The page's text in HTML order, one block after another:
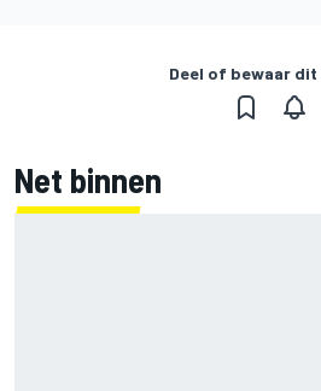
Deel of bewaar
Net binnen